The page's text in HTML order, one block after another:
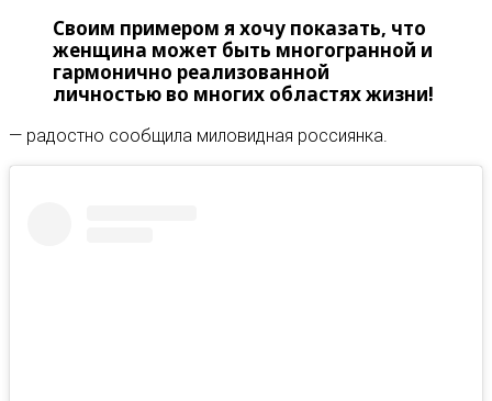
Своим примером я хочу показать, что
женщина может быть многогранной и
гармонично реализованной
личностью во многих областях жизни!
— радостно сообщила миловидная россиянка.